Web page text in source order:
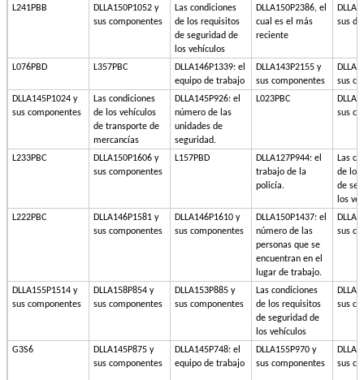
L241PBB
DLLA150P1052 y
sus componentes
Las condiciones
de los requisitos
de seguridad de
los vehículos
DLLA150P2386, el
cual es el más
reciente
sus
L076PBD L357PBC
DLLA146P1339: el
equipo de trabajo
DLLA143P2155 y
sus componentes
sus
DLLA145P1024 y
sus componentes
Las condiciones
de los vehículos
de transporte de
mercancías
DLLA145P926: el
número de las
unidades de
seguridad.
L023PBC
sus
L233PBC
DLLA150P1606 y
sus componentes
L157PBD
DLLA127P944: el
trabajo de la
policía.
Las
de los
de
los
L222PBC
DLLA146P1581 y
sus componentes
DLLA146P1610 y
sus componentes
DLLA150P1437: el
número de las
personas que se
encuentran en el
lugar de trabajo.
sus
DLLA155P1514 y
sus componentes
DLLA158P854 y
sus componentes
DLLA153P885 y
sus componentes
Las condiciones
de los requisitos
de seguridad de
los vehículos
sus
G3S6
DLLA145P875 y
sus componentes
DLLA145P748: el
equipo de trabajo
DLLA155P970 y
sus componentes
sus